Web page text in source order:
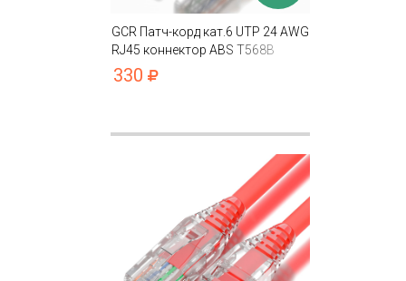
GCR Патч-корд кат.6 UTP 24 AWG
RJ45 коннектор ABS T568B
330